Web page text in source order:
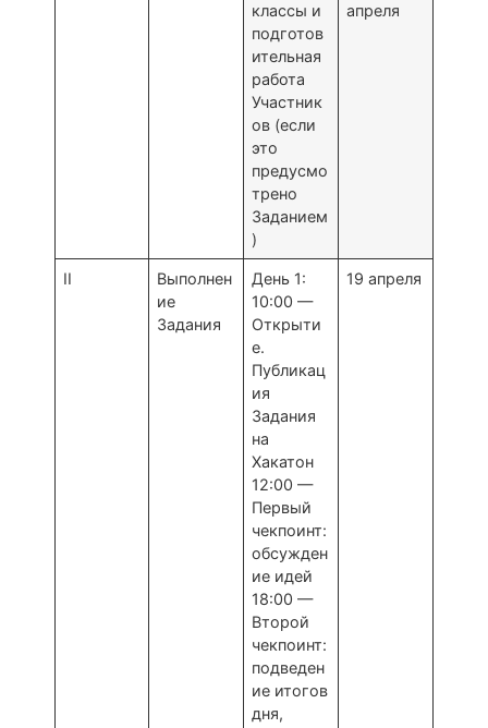
классы и
подготов
ительная
работа
Участник
ов (если
это
предусмо
трено
Заданием
)
апреля
II
Выполнен
ие
Задания
День 1:
10:00 —
Открыти
е.
Публикац
ия
Задания
на
Хакатон
12:00 —
Первый
чекпоинт:
обсужден
ие идей
18:00 —
Второй
чекпоинт:
подведен
ие итогов
дня,
19 апреля